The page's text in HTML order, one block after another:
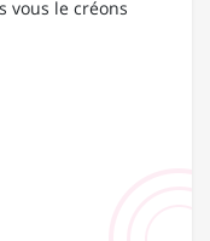
vous le créons